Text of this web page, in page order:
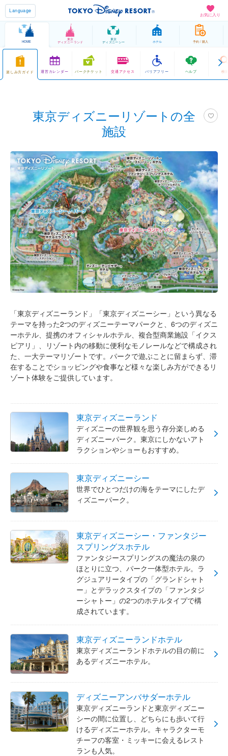
お気に入り
Language
HOME
東京
ディズニーランド
東京
ディズニーシー ホテル 予約 / 購入
楽しみ方ガイド 運営カレンダー パークチケット 交通アクセス バリアフリー ヘルプ 検
東京ディズニーリゾートの全
施設
「東京ディズニーランド」「東京ディズニーシー」という異なる
テーマを持った2つのディズニーテーマパークと、6つのディズニ
ーホテル、提携のオフィシャルホテル、複合型商業施設「イクス
ピアリ」、リゾート内の移動に便利なモノレールなどで構成され
た、一大テーマリゾートです。パークで遊ぶことに留まらず、滞
在することでショッピングや食事など様々な楽しみ方ができるリ
ゾート体験をご提供しています。
東京ディズニーランド
ディズニーの世界観を思う存分楽しめる
ディズニーパーク。東京にしかないアト
ラクションやショーもおすすめ。
東京ディズニーシー
世界でひとつだけの海をテーマにしたデ
ィズニーパーク。
東京ディズニーシー・ファンタジー
スプリングスホテル
ファンタジースプリングスの魔法の泉の
ほとりに立つ、パーク一体型ホテル。ラ
グジュアリータイプの「グランドシャト
ー」とデラックスタイプの「ファンタジ
ーシャトー」の2つのホテルタイプで構
成されています。
東京ディズニーランドホテル
東京ディズニーランドホテルの目の前に
あるディズニーホテル。
ディズニーアンバサダーホテル
東京ディズニーランドと東京ディズニー
シーの間に位置し、どちらにも歩いて行
けるディズニーホテル。キャラクターモ
チーフの客室・ミッキーに会えるレスト
ランも人気。